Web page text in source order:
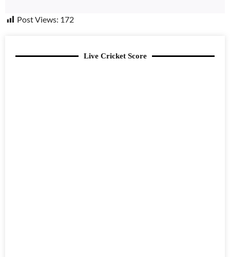
Post Views: 172
Live Cricket Score